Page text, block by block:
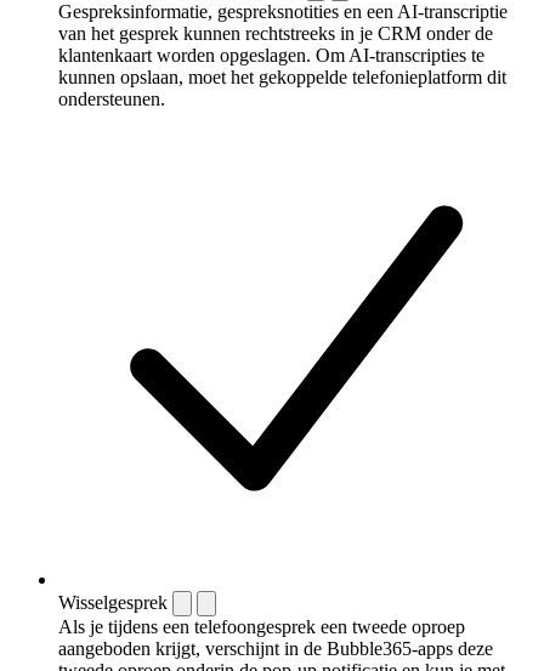
Gespreksinformatie, gespreksnotities en een AI-transcriptie
van het gesprek kunnen rechtstreeks in je CRM onder de
klantenkaart worden opgeslagen. Om AI-transcripties te
kunnen opslaan, moet het gekoppelde telefonieplatform dit
ondersteunen.
Wisselgesprek
Als je tijdens een telefoongesprek een tweede oproep
aangeboden krijgt, verschijnt in de Bubble365-apps deze